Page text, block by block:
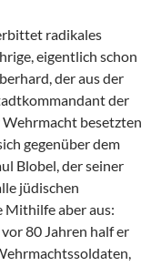
radikales
eigentlich schon
der aus der
der
besetzten
gegenüber dem
Blobel, der seiner
jüdischen
Mithilfe aber aus:
80 Jahren half er